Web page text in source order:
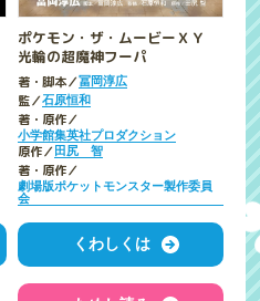
ポケモン・ザ・ムービーＸＹ
光輪の超魔神フーパ
著・脚本／冨岡淳広
監／石原恒和
著・原作／
小学館集英社プロダクション
原作／ 田尻 智
著・原作／
劇場版ポケットモンスター製作委員
会
くわしくは